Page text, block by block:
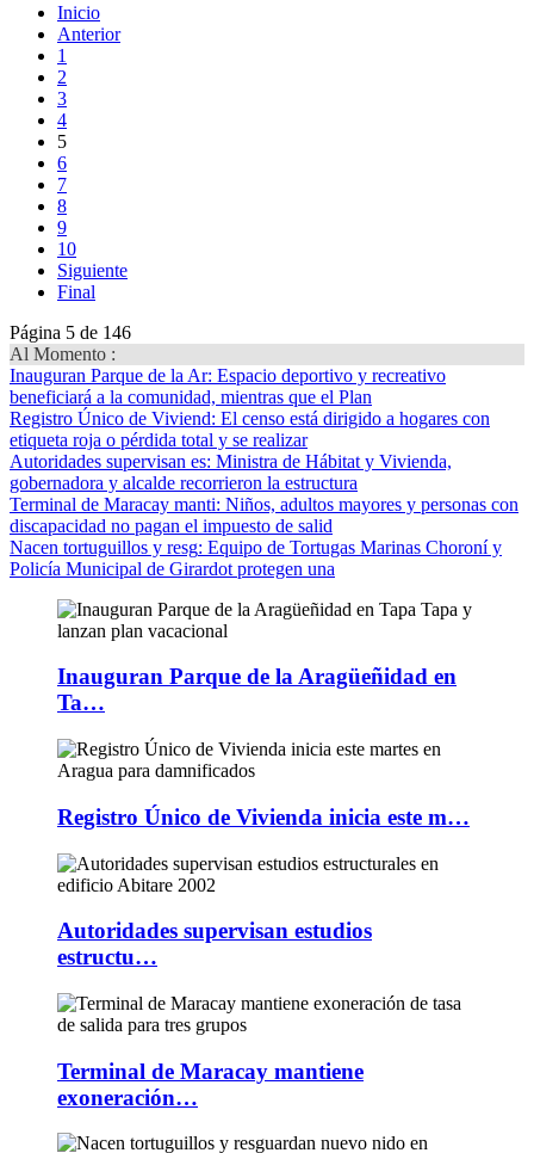
Inicio
Anterior
1
2
3
4
5
6
7
8
9
10
Siguiente
Final
Página 5 de 146
Al Momento :
Inauguran Parque de la Ar: Espacio deportivo y recreativo
beneficiará a la comunidad, mientras que el Plan
Registro Único de Viviend: El censo está dirigido a hogares con
etiqueta roja o pérdida total y se realizar
Autoridades supervisan es: Ministra de Hábitat y Vivienda,
gobernadora y alcalde recorrieron la estructura
Terminal de Maracay manti: Niños, adultos mayores y personas con
discapacidad no pagan el impuesto de salid
Nacen tortuguillos y resg: Equipo de Tortugas Marinas Choroní y
Policía Municipal de Girardot protegen una
Inauguran Parque de la Aragüeñidad en
Ta…
Registro Único de Vivienda inicia este m…
Autoridades supervisan estudios
estructu…
Terminal de Maracay mantiene
exoneración…